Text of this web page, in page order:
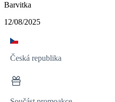
Barvitka
12/08/2025
Česká republika